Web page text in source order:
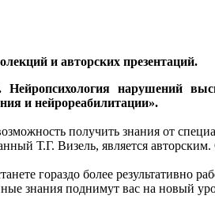
и авторских презентаций.
Нейропсихология нарушений
и нейрореабилитации».
получить знания от
Т.Г. Визель, является
гораздо более
знания поднимут вас на новый